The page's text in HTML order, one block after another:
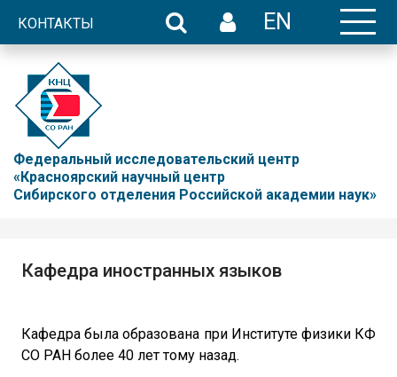
КОНТАКТЫ EN
Федеральный исследовательский центр
«Красноярский научный центр
Сибирского отделения Российской академии наук»
Кафедра иностранных языков
Кафедра была образована при Институте физики КФ
СО РАН более 40 лет тому назад.